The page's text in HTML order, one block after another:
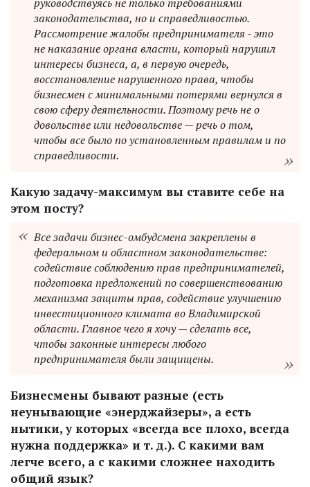
законодательства, но и справедливостью.
Рассмотрение жалобы предпринимателя - это
не наказание органа власти, который нарушил
интересы бизнеса, а, в первую очередь,
восстановление нарушенного права, чтобы
бизнесмен с минимальными потерями вернулся в
свою сферу деятельности. Поэтому речь не о
довольстве или недовольстве — речь о том,
чтобы все было по установленным правилам и по
справедливости.
Какую задачу-максимум вы ставите себе на
этом посту?
Все задачи бизнес-омбудсмена закреплены в
федеральном и областном законодательстве:
содействие соблюдению прав предпринимателей,
подготовка предложений по совершенствованию
механизма защиты прав, содействие улучшению
инвестиционного климата во Владимирской
области. Главное чего я хочу — сделать все,
чтобы законные интересы любого
предпринимателя были защищены.
Бизнесмены бывают разные (есть
неунывающие «энерджайзеры», а есть
нытики, у которых «всегда все плохо, всегда
нужна поддержка» и т. д.). С какими вам
легче всего, а с какими сложнее находить
общий язык?